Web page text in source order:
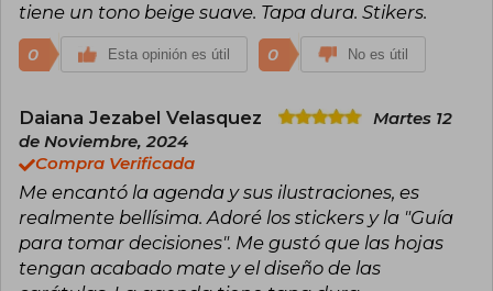
tiene un tono beige suave. Tapa dura. Stikers.
0 Esta opinión es útil 0 No es útil
Daiana Jezabel Velasquez
Martes 12
de Noviembre, 2024
Compra Verificada
Me encantó la agenda y sus ilustraciones, es
realmente bellísima. Adoré los stickers y la "Guía
para tomar decisiones". Me gustó que las hojas
tengan acabado mate y el diseño de las